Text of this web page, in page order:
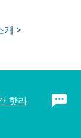
개 >
핫라